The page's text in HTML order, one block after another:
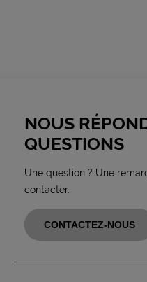
NOUS
QUESTIONS
Une question ? Une
contacter.
CONTACTEZ-NOUS